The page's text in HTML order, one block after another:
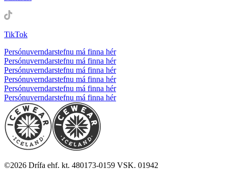
TikTok
Persónuverndarstefnu má finna hér
Persónuverndarstefnu má finna hér
Persónuverndarstefnu má finna hér
Persónuverndarstefnu má finna hér
Persónuverndarstefnu má finna hér
Persónuverndarstefnu má finna hér
©2026 Drífa ehf. kt. 480173-0159 VSK. 01942